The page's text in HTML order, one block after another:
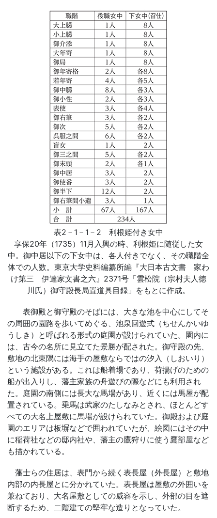
表2－1－1－2 利根姫付き女中
享保20年（1735）11月入輿の時、利根姫に随従した女
中。御中居以下の下女中は、各人付きでなく、その職階全
体での人数。東京大学史料編纂所編『大日本古文書 家わ
け第三 伊達家文書之六』2371号「雲松院（宗村夫人徳
川氏）御守殿長局置道具目録」をもとに作成。
表御殿と御守殿のそばには、大きな池を中心にしてそ
の周囲の園路を歩いてめぐる、池泉回遊式（ちせんかいゆ
うしき）と呼ばれる形式の庭園が設けられていた。園内に
は、古今の名所に見立てた景勝が配された。御守殿の先、
敷地の北東隅には海手の屋敷ならではの汐入（しおいり）
という施設がある。これは船着場であり、荷揚げのための
船が出入りし、藩主家族の舟遊びの際などにも利用され
た。庭園の南側には長大な馬場があり、近くには馬屋が配
置されている。乗馬は武家のたしなみとされ、ほとんどす
べての大名上屋敷に馬場が設けられていた。御殿および庭
園のエリアは板塀などで囲われていたが、絵図にはその中
に稲荷社などの邸内社や、藩主の鷹狩りに使う鷹部屋など
も描かれている。
藩士らの住居は、表門から続く表長屋（外長屋）と敷地
内部の内長屋とに分かれていた。表長屋は屋敷の外囲いを
兼ねており、大名屋敷としての威容を示し、外部の目を遮
断するため、二階建ての堅牢な造りとなっていた。